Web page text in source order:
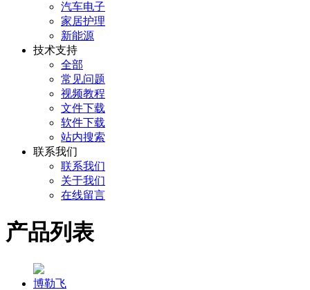
汽车电子
家居护理
新能源
技术支持
全部
常见问题
视频教程
文件下载
软件下载
站内搜索
联系我们
联系我们
关于我们
在线留言
产品列表
博勒飞